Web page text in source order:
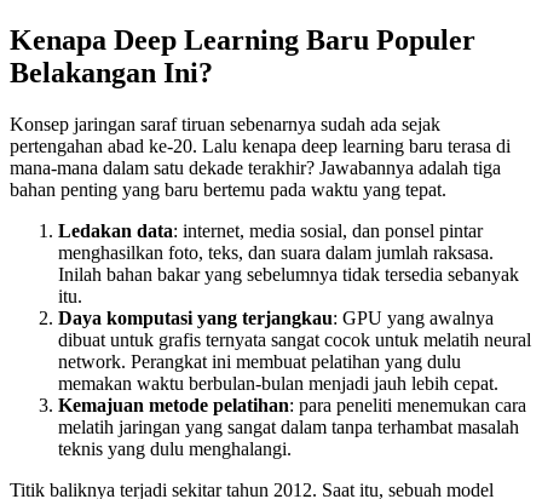
Kenapa Deep Learning Baru Populer
Belakangan Ini?
Konsep jaringan saraf tiruan sebenarnya sudah ada sejak
pertengahan abad ke-20. Lalu kenapa deep learning baru terasa di
mana-mana dalam satu dekade terakhir? Jawabannya adalah tiga
bahan penting yang baru bertemu pada waktu yang tepat.
Ledakan data: internet, media sosial, dan ponsel pintar
menghasilkan foto, teks, dan suara dalam jumlah raksasa.
Inilah bahan bakar yang sebelumnya tidak tersedia sebanyak
itu.
Daya komputasi yang terjangkau: GPU yang awalnya
dibuat untuk grafis ternyata sangat cocok untuk melatih neural
network. Perangkat ini membuat pelatihan yang dulu
memakan waktu berbulan-bulan menjadi jauh lebih cepat.
Kemajuan metode pelatihan: para peneliti menemukan cara
melatih jaringan yang sangat dalam tanpa terhambat masalah
teknis yang dulu menghalangi.
Titik baliknya terjadi sekitar tahun 2012. Saat itu, sebuah model